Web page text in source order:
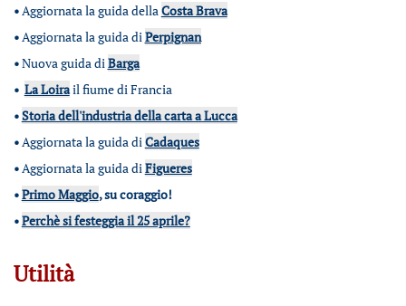
•Aggiornata la guida dellaCosta Brava
•Aggiornata la guida diPerpignan
•Nuova guida diBarga
• La Loirail fiume di Francia
•Storia dell'industria della carta a Lucca
•Aggiornata la guida diCadaques
•Aggiornata la guida diFigueres
•Primo Maggio, su coraggio!
•Perchè si festeggia il 25 aprile?
Utilità